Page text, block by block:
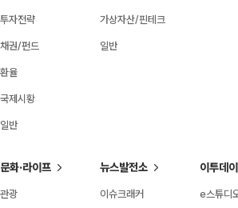
투자전략
채권/펀드
환율
국제시황
일반
가상자산/핀테크
일반
문화·라이프
관광
뉴스발전소
이슈크래커
이투데
e스튜디